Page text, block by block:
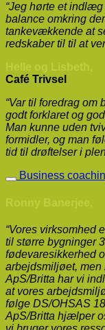
“Jeg hørte et
balance omkring
tankevækkende at
redskaber til til at
Café Trivsel
“Var til foredrag om
godt forklaret og
Man kunne uden
formidler, og man
tid til drøftelser i
Business
“Vores virksomhed
til større bygninger
fødevaresikkerhed
arbejdsmiljøet, men
ApS/Britta har vi
at vores
følge DS/OHSAS
ApS/Britta hjælper